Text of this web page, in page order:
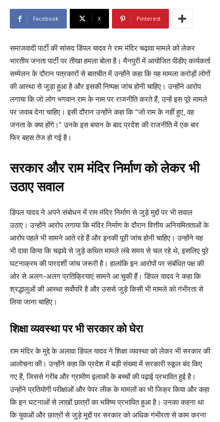
Facebook X Pinterest
समाजवादी पार्टी की सांसद डिंपल यादव ने राम मंदिर चढ़ावा मामले को लेकर
भारतीय जनता पार्टी पर तीखा हमला बोला है। मैनपुरी में आयोजित पीडीए कार्यकर्ता
सम्मेलन के दौरान पत्रकारों से बातचीत में उन्होंने कहा कि यह मामला करोड़ों लोगों
की आस्था से जुड़ा हुआ है और इसकी निष्पक्ष जांच होनी चाहिए। उन्होंने आरोप
लगाया कि जो लोग भगवान राम के नाम पर राजनीति करते हैं, उन्हें इस पूरे मामले
पर जवाब देना चाहिए। इसी दौरान उन्होंने कहा कि “जो राम के नहीं हुए, वह
जनता के क्या होंगे।” उनके इस बयान के बाद प्रदेश की राजनीति में एक बार
फिर बहस तेज हो गई है।
सरकार और राम मंदिर निर्माण को लेकर भी
उठाए सवाल
डिंपल यादव ने अपने संबोधन में राम मंदिर निर्माण से जुड़े मुद्दों पर भी सवाल
उठाए। उन्होंने आरोप लगाया कि मंदिर निर्माण के दौरान वित्तीय अनियमितताओं के
आरोप पहले भी सामने आते रहे हैं और इनकी पूरी जांच होनी चाहिए। उन्होंने यह
भी दावा किया कि चढ़ावे से जुड़े कथित मामले लंबे समय से चल रहे थे, इसलिए पूरे
घटनाक्रम की पारदर्शी जांच जरूरी है। हालांकि इन आरोपों पर संबंधित पक्ष की
ओर से अलग-अलग प्रतिक्रियाएं सामने आ चुकी हैं। डिंपल यादव ने कहा कि
श्रद्धालुओं की आस्था सर्वोपरि है और उससे जुड़े किसी भी मामले को गंभीरता से
लिया जाना चाहिए।
शिक्षा व्यवस्था पर भी सरकार को घेरा
राम मंदिर के मुद्दे के अलावा डिंपल यादव ने शिक्षा व्यवस्था को लेकर भी सरकार की
आलोचना की। उन्होंने कहा कि प्रदेश में बड़ी संख्या में सरकारी स्कूल बंद किए
गए हैं, जिससे गरीब और ग्रामीण इलाकों के बच्चों की पढ़ाई प्रभावित हुई है।
उन्होंने प्रतियोगी परीक्षाओं और पेपर लीक के मामलों का भी जिक्र किया और कहा
कि इन घटनाओं से लाखों छात्रों का भविष्य प्रभावित हुआ है। उनका कहना था
कि युवाओं और छात्रों से जुड़े मुद्दों पर सरकार को अधिक गंभीरता से काम करना